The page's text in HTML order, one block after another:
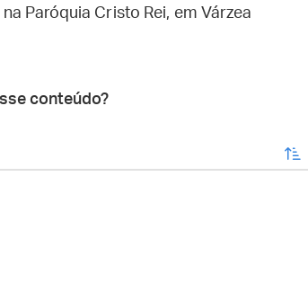
Paróquia Cristo Rei, em Várzea
conteúdo?
enviar